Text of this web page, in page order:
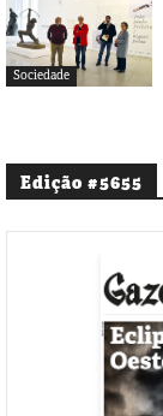
Sociedade
Edição #5655